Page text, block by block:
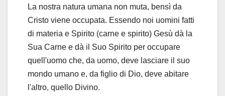
La nostra natura umana non muta, bensì da
Cristo viene occupata. Essendo noi uomini fatti
di materia e Spirito (carne e spirito) Gesù dà la
Sua Carne e dà il Suo Spirito per occupare
quell'uomo che, da uomo, deve lasciare il suo
mondo umano e, da figlio di Dio, deve abitare
l'altro, quello Divino.